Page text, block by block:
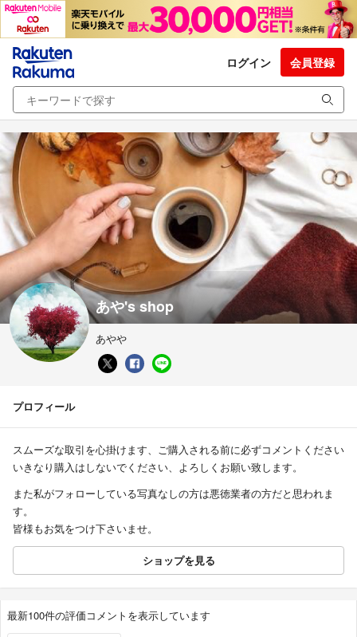
ログイン 会員登録
あや's shop
あやや
プロフィール
スムーズな取引を心掛けます、ご購入される前に必ずコメントください
いきなり購入はしないでください、よろしくお願い致します。
また私がフォローしている写真なしの方は悪徳業者の方だと思われま
す。
皆様もお気をつけ下さいませ。
ショップを見る
最新100件の評価コメントを表示しています